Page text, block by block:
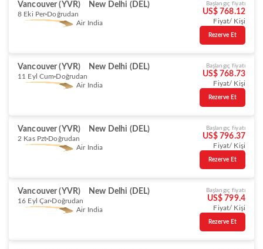
Vancouver (YVR) New Delhi (DEL)
8 Eki Per Doğrudan
Air India
Başlangıç fiyatı
US$ 768.12
Fiyat/ Kişi
Rezerve Et
Vancouver (YVR) New Delhi (DEL)
11 Eyl Cum Doğrudan
Air India
Başlangıç fiyatı
US$ 768.73
Fiyat/ Kişi
Rezerve Et
Vancouver (YVR) New Delhi (DEL)
2 Kas Pzt Doğrudan
Air India
Başlangıç fiyatı
US$ 796.37
Fiyat/ Kişi
Rezerve Et
Vancouver (YVR) New Delhi (DEL)
16 Eyl Çar Doğrudan
Air India
Başlangıç fiyatı
US$ 799.4
Fiyat/ Kişi
Rezerve Et